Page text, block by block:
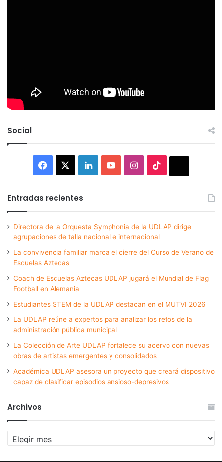
Social
Facebook LinkedInYouTubeInstagram
Entradas recientes
Directora de la Orquesta Symphonia de la UDLAP dirige
agrupaciones de talla nacional e internacional
La convivencia familiar marca el cierre del Curso de Verano de
Escuelas Aztecas
Coach de Escuelas Aztecas UDLAP jugará el Mundial de Flag
Football en Alemania
Estudiantes STEM de la UDLAP destacan en el MUTVI 2026
La UDLAP reúne a expertos para analizar los retos de la
administración pública municipal
La Colección de Arte UDLAP fortalece su acervo con nuevas
obras de artistas emergentes y consolidados
Académica UDLAP asesora un proyecto que creará dispositivo
capaz de clasificar episodios ansioso-depresivos
Archivos
Archivos